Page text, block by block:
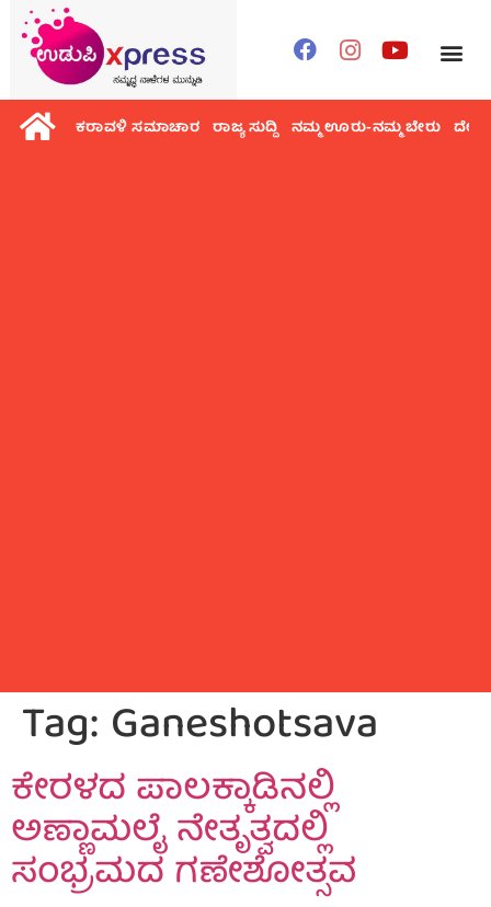
ಕರಾವಳಿ ಸಮಾಚಾರ ರಾಜ್ಯ ಸುದ್ದಿ ನಮ್ಮ ಊರು-ನಮ್ಮ ಬೇರು ದೇಶ
Tag: Ganeshotsava
ಕೇರಳದ ಪಾಲಕ್ಕಾಡಿನಲ್ಲಿ
ಅಣ್ಣಾಮಲೈ ನೇತೃತ್ವದಲ್ಲಿ
ಸಂಭ್ರಮದ ಗಣೇಶೋತ್ಸವ